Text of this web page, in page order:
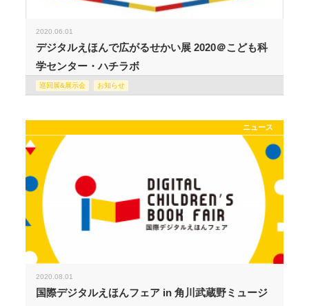
2020.06.01
デジタルえほんで広がるせかい展 2020＠こども科
学センター・ハチラボ
巡回展&展示会 お知らせ
ニュース
2020.08.01
国際デジタルえほんフェア in 角川武蔵野ミュージ